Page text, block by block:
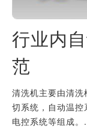
行业内
范
清洗机主要由清
切系统，自动温控
电控系统等组成。